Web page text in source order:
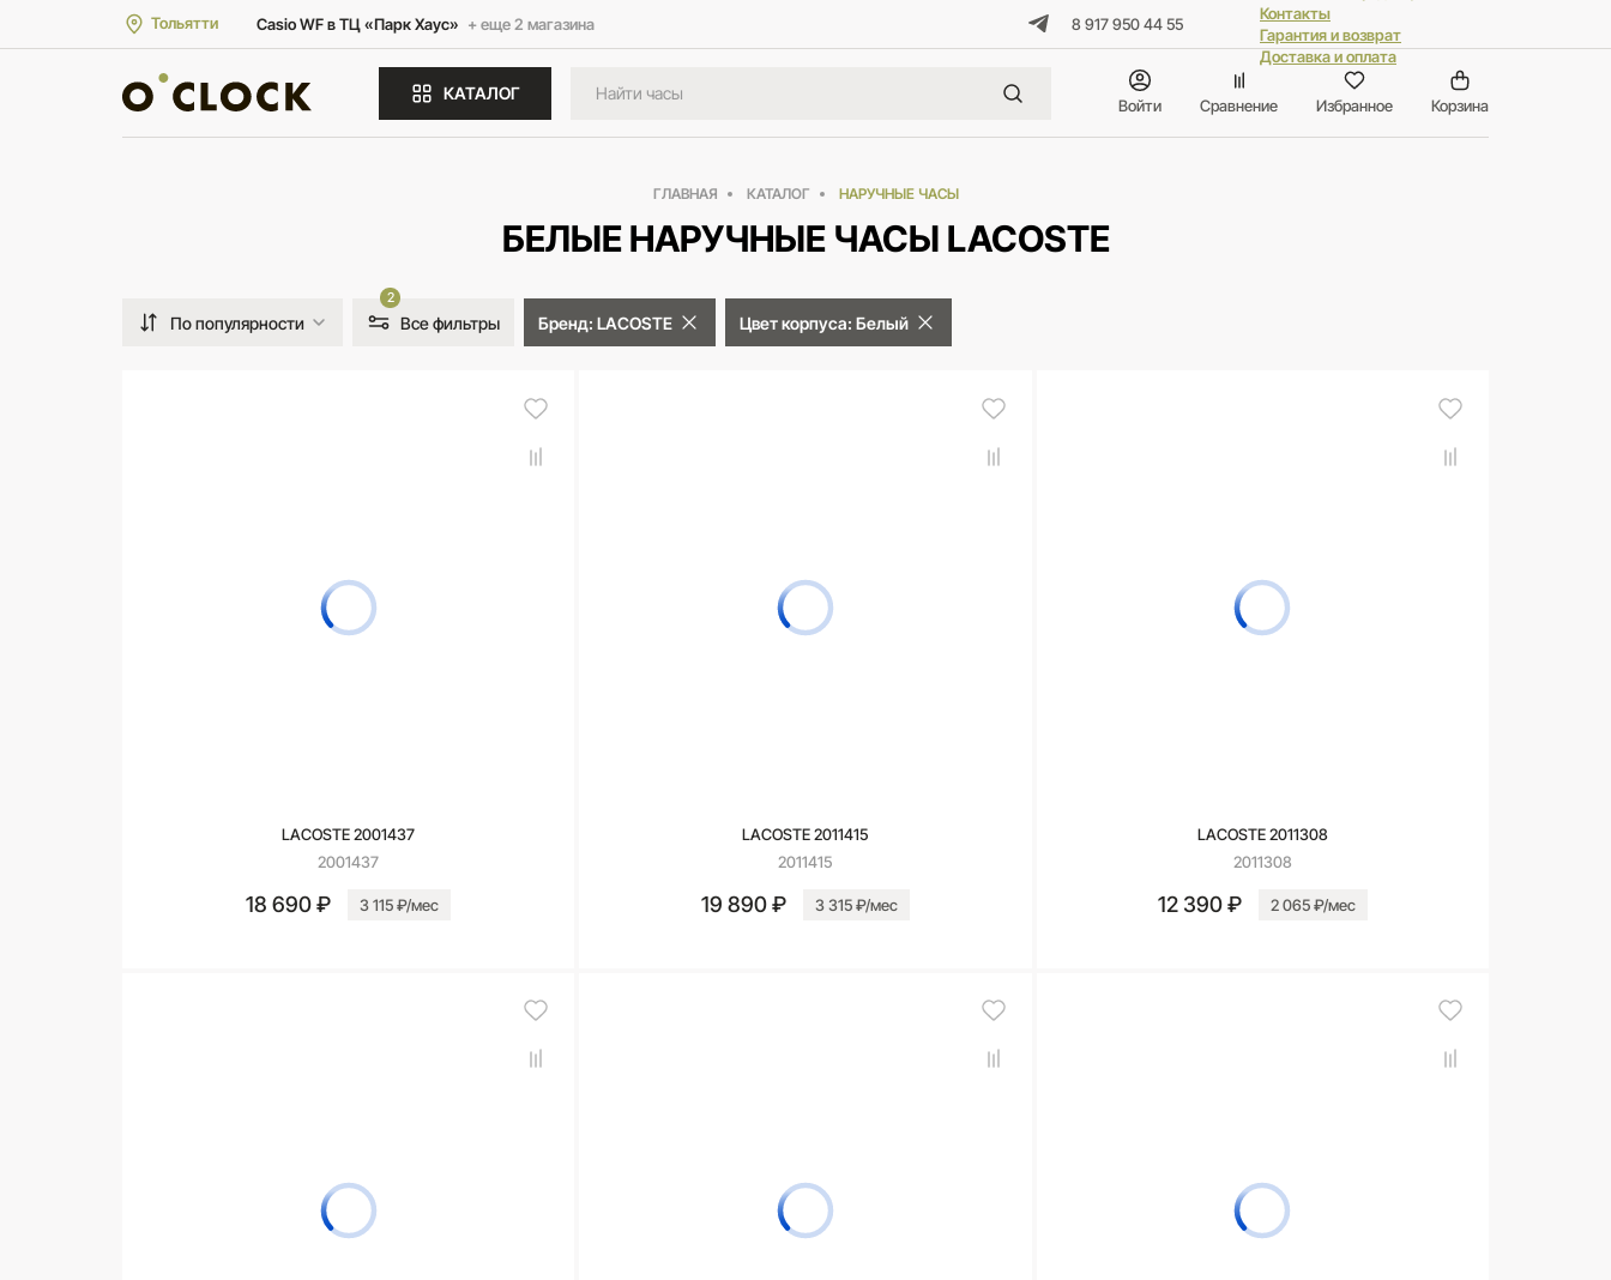
Тольятти Casio WF в ТЦ «Парк Хаус» + еще 2 магазина 8 917 950 44 55
Контакты
Гарантия и возврат
Доставка и оплата
КАТАЛОГ
Войти Сравнение Избранное Корзина
ГЛАВНАЯ КАТАЛОГ НАРУЧНЫЕ ЧАСЫ
БЕЛЫЕ НАРУЧНЫЕ ЧАСЫ LACOSTE
По популярности
2
Все фильтры Бренд: LACOSTE Цвет корпуса: Белый
LACOSTE 2001437
2001437
18 690 ₽ 3 115 ₽/мес
LACOSTE 2011415
2011415
19 890 ₽ 3 315 ₽/мес
LACOSTE 2011308
2011308
12 390 ₽ 2 065 ₽/мес